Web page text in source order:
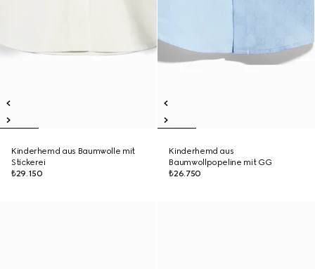
Kinderhemd aus Baumwolle mit
Stickerei
₺29.150
Kinderhemd aus
Baumwollpopeline mit GG
₺26.750